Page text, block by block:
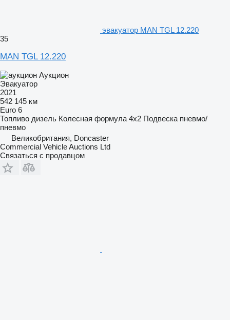
эвакуатор MAN TGL 12.220
35
MAN TGL 12.220
Аукцион
Эвакуатор
2021
542 145 км
Euro 6
Топливо дизель Колесная формула 4x2 Подвеска пневмо/
пневмо
Великобритания, Doncaster
Commercial Vehicle Auctions Ltd
Связаться с продавцом